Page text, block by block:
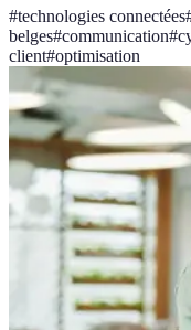
#technologies connectées
belges#communication#
client#optimisation